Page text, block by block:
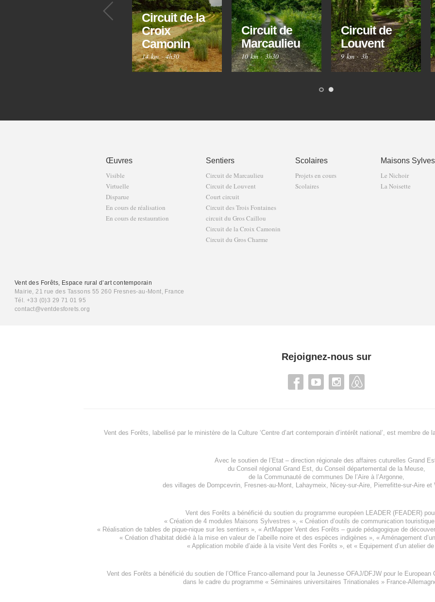
Précédent
Circuit de la
Croix
Camonin
14 km·4h30
Circuit de
Marcaulieu
10 km·3h30
Circuit de
Louvent
9 km·3h
Œuvres
Visible
Virtuelle
Disparue
En cours de réalisation
En cours de restauration
Sentiers
Circuit de Marcaulieu
Circuit de Louvent
Court circuit
Circuit des Trois Fontaines
circuit du Gros Caillou
Circuit de la Croix Camonin
Circuit du Gros Charme
Scolaires
Projets en cours
Scolaires
Maisons
Le Nichoir
La Noisette
Vent des Forêts, Espace rural d’art contemporain
Mairie, 21 rue des Tassons 55 260 Fresnes-au-Mont, France
Tél. +33 (0)3 29 71 01 95
contact@ventdesforets.org
Rejoignez-nous sur
Vent des Forêts, labellisé par le ministère de la Culture ‘Centre d’art contemporain d’intérêt national’, est membre de
Avec le soutien de l’ Etat – direction régionale des affaires cuturelles Grand
du Conseil régional Grand Est, du Conseil départemental de la Meuse,
de la Communauté de communes De l’Aire à l’Argonne,
des villages de Dompcevrin, Fresnes-au-Mont, Lahaymeix, Nicey-sur-Aire, Pierrefitte-sur-Aireet
Vent des Forêts a bénéficié du soutien du programme européen LEADER (FEADER)
« Création de 4 modules Maisons Sylvestres », « Création d’outils de communication
« Réalisation de tables de pique-nique sur les sentiers », « ArtMapper Vent des Forêts – guide pédagogique de
« Création d’habitat dédié à la mise en valeur de l’abeille noire et des espèces indigènes », « Aménagement
« Application mobile d’aide à la visite Vent des Forêts », et « Equipement d’un atelier
Vent des Forêts a bénéficié du soutien de l’Office Franco-allemand pour la Jeunesse OFAJ/DFJW pour le European
dans le cadre du programme « Séminaires universitaires Trinationales » France-